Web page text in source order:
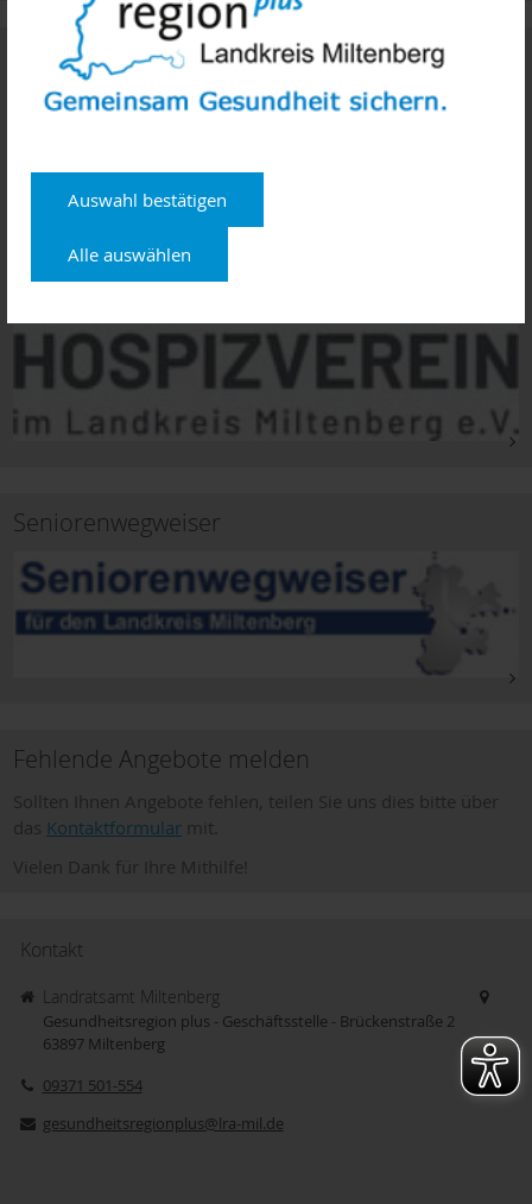
Auswahl bestätigen
Alle auswählen
Palliativ - Hospiz
Seniorenwegweiser
Fehlende Angebote melden
Sollten Ihnen Angebote fehlen, teilen Sie uns dies bitte über
das Kontaktformularmit.
Vielen Dank für Ihre Mithilfe!
Kontakt
Landratsamt Miltenberg
Gesundheitsregion plus - Geschäftsstelle - Brückenstraße 2
63897 Miltenberg
09371 501-554
gesundheitsregionplus@lra-mil.de